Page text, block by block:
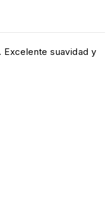
Excelente suavidad y